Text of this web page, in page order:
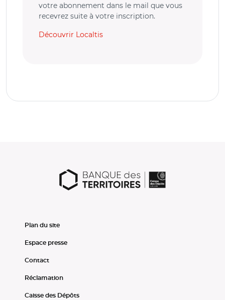
votre abonnement dans le mail que vous
recevrez suite à votre inscription.
Découvrir Localtis
Plan du site
Espace presse
Contact
Réclamation
Caisse des Dépôts